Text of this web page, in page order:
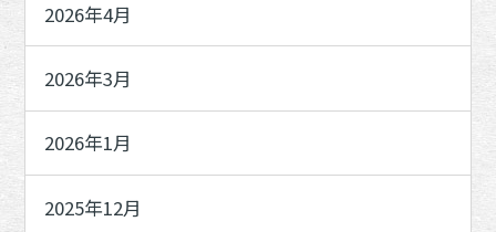
2026年4月
2026年3月
2026年1月
2025年12月